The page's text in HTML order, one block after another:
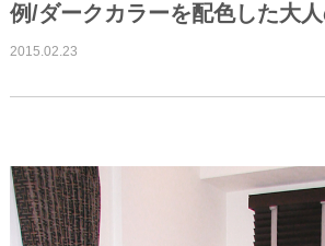
例/ダークカラーを配色した大
2015.02.23